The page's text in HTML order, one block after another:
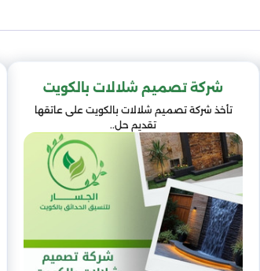
شركة تصميم شلالات بالكويت
تأخذ شركة تصميم شلالات بالكويت على عاتقها
تقديم حل..